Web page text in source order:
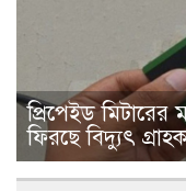
প্রিপেইড মিটারের
ফিরছে বিদ্যুৎ